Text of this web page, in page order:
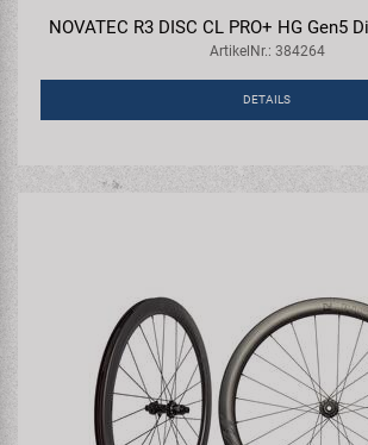
NOVATEC R3 DISC CL PRO+ HG Gen5
ArtikelNr.: 384264
DETAILS